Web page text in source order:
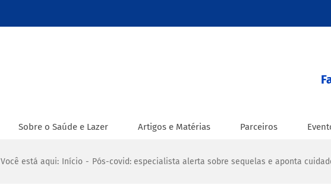
Sobre o Saúde e Lazer Artigos e Matérias Parceiros
Você está aqui: Início - Pós-covid: especialista alerta sobre sequelas e aponta